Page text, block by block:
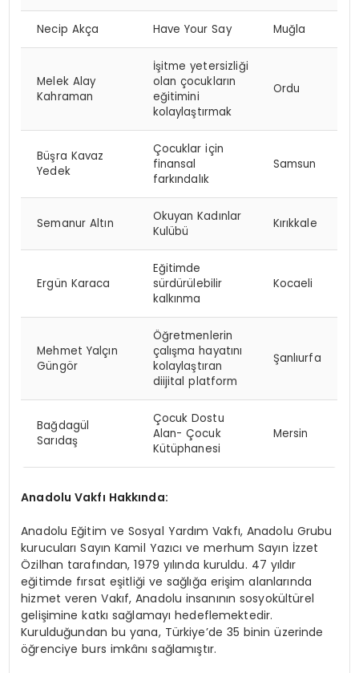
Necip Akça Have Your Say Muğla
Melek Alay
Kahraman
İşitme yetersizliği
olan çocukların
eğitimini
kolaylaştırmak
Ordu
Büşra Kavaz
Yedek
Çocuklar için
finansal
farkındalık
Samsun
Semanur Altın
Okuyan Kadınlar
Kulübü
Kırıkkale
Ergün Karaca
Eğitimde
sürdürülebilir
kalkınma
Kocaeli
Mehmet Yalçın
Güngör
Öğretmenlerin
çalışma hayatını
kolaylaştıran
diijital platform
Şanlıurfa
Bağdagül
Sarıdaş
Çocuk Dostu
Alan- Çocuk
Kütüphanesi
Mersin
Anadolu Vakfı Hakkında:
Anadolu Eğitim ve Sosyal Yardım Vakfı, Anadolu Grubu
kurucuları Sayın Kamil Yazıcı ve merhum Sayın İzzet
Özilhan tarafından, 1979 yılında kuruldu. 47 yıldır
eğitimde fırsat eşitliği ve sağlığa erişim alanlarında
hizmet veren Vakıf, Anadolu insanının sosyokültürel
gelişimine katkı sağlamayı hedeflemektedir.
Kurulduğundan bu yana, Türkiye’de 35 binin üzerinde
öğrenciye burs imkânı sağlamıştır.